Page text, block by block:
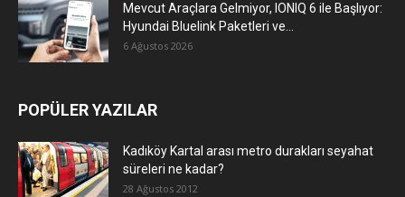
Mevcut Araçlara Gelmiyor, IONIQ 6 ile Başlıyor:
Hyundai Bluelink Paketleri ve...
6 Ağustos 2026
POPÜLER YAZILAR
Kadıköy Kartal arası metro durakları seyahat
süreleri ne kadar?
28 Ağustos 2012